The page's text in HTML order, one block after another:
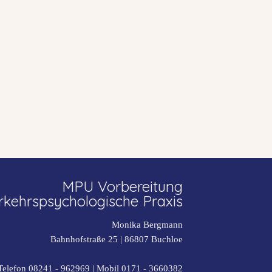
MPU Vorbereitung
Praxis
Monika Bergmann
Bahnhofstraße 25 | 86807 Buchloe
08241 - 962969 | Mobil 0171 - 3660382